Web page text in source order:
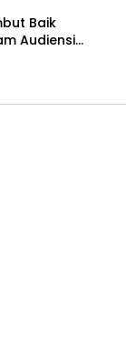
Baik
Audiensi